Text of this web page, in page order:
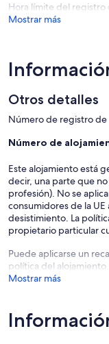
Hora límite del registro
Mostrar más
Otros detalles
Número de registro
Número de
Este alojamiento está
decir, una parte que
profesión). No se
consumidores de la
desistimiento. La
propietario particular
Puede aplicarse un
política del alojamiento.
Mostrar más